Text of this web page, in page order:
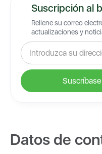
Suscripción al
Rellene su correo
actualizaciones y
Datos de